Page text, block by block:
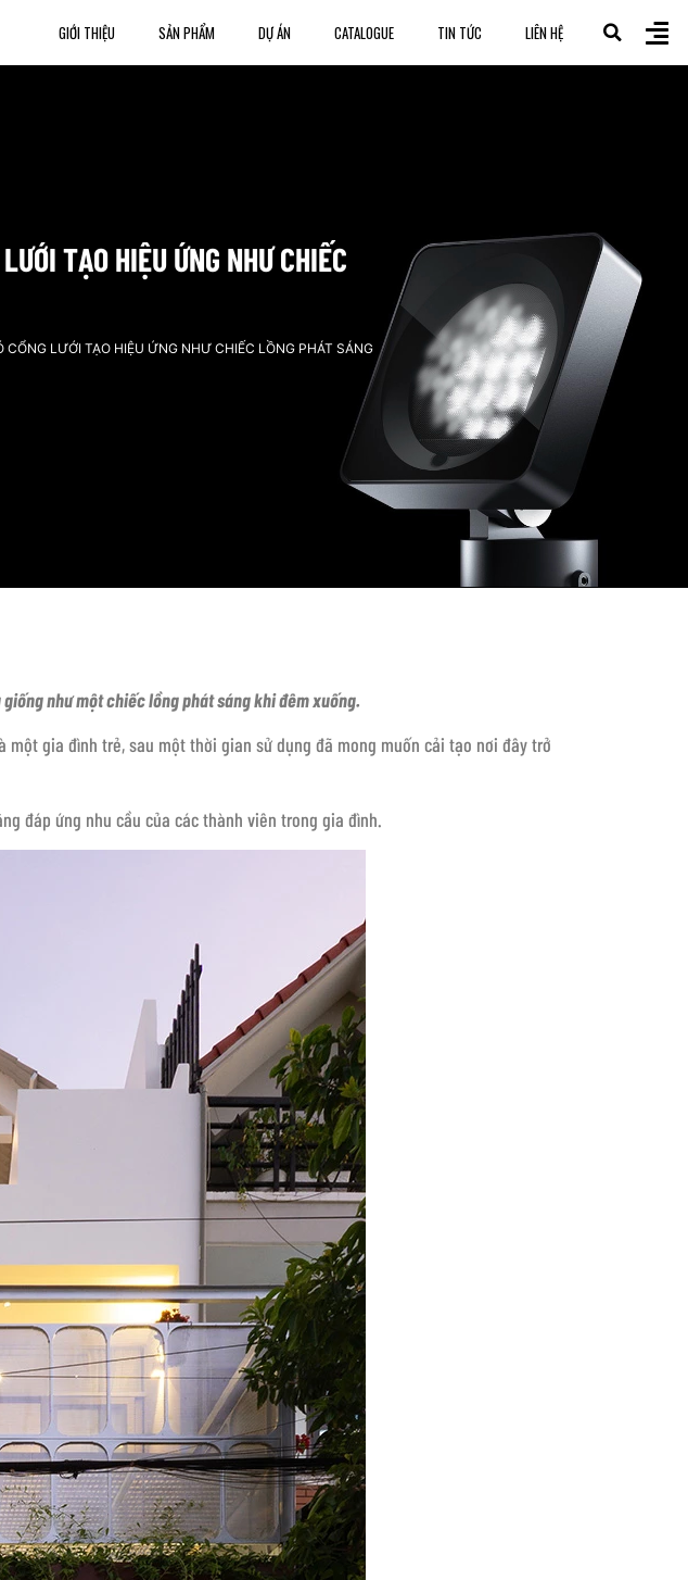
GIỚI THIỆU SẢN PHẨM DỰ ÁN CATALOGUE TIN TỨC LIÊN HỆ
TẠO HIỆU ỨNG NHƯ CHIẾC
CỔNG LƯỚI TẠO HIỆU ỨNG NHƯ CHIẾC LỒNG PHÁT SÁNG
như một chiếc lồng phát sáng khi đêm xuống.
một gia đình trẻ, sau một thời gian sử dụng đã mong muốn cải tạo nơi đây trở
đáp ứng nhu cầu của các thành viên trong gia đình.